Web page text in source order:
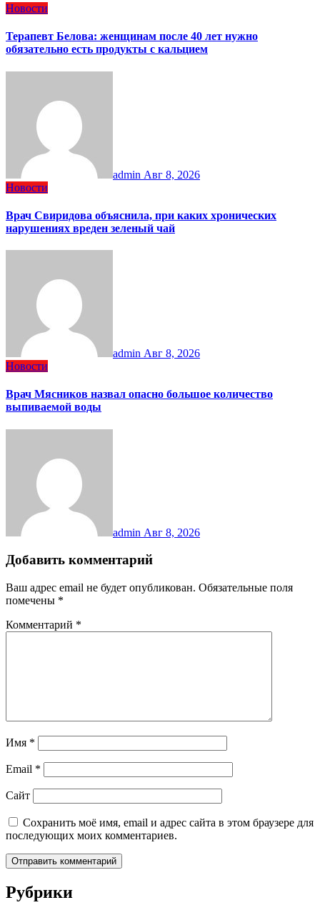
Новости
Терапевт Белова: женщинам после 40 лет нужно
обязательно есть продукты с кальцием
admin Авг 8, 2026
Новости
Врач Свиридова объяснила, при каких хронических
нарушениях вреден зеленый чай
admin Авг 8, 2026
Новости
Врач Мясников назвал опасно большое количество
выпиваемой воды
admin Авг 8, 2026
Добавить комментарий
Ваш адрес email не будет опубликован. Обязательные поля
помечены *
Комментарий *
Имя *
Email *
Сайт
Сохранить моё имя, email и адрес сайта в этом браузере для
последующих моих комментариев.
Рубрики